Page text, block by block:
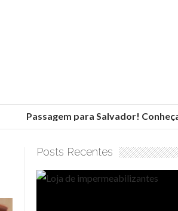
Passagem para Salvador!
Posts Recentes